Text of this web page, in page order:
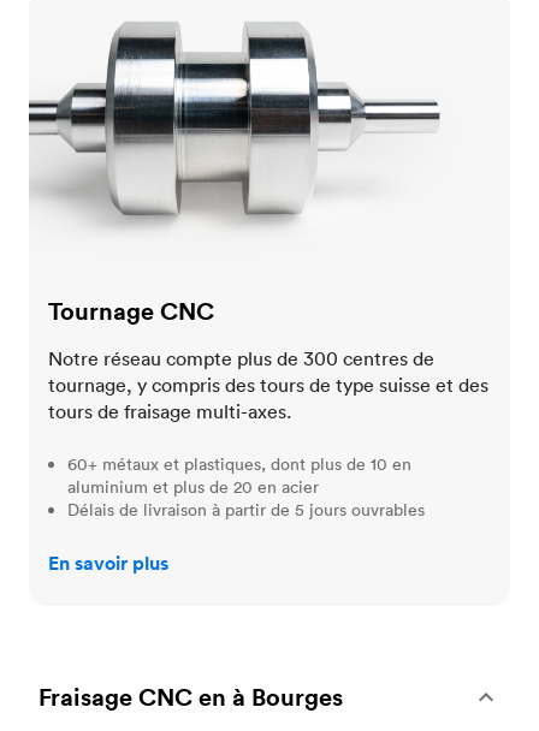
Tournage CNC
Notre réseau compte plus de 300 centres de
tournage, y compris des tours de type suisse et des
tours de fraisage multi-axes.
60+ métaux et plastiques, dont plus de 10 en
aluminium et plus de 20 en acier
Délais de livraison à partir de 5 jours ouvrables
En savoir plus
Fraisage CNC en à Bourges